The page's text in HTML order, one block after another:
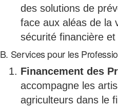
des solutions de
face aux aléas de la
sécurité financière
B. Services pour les
Financement des
accompagne les
agriculteurs dans le